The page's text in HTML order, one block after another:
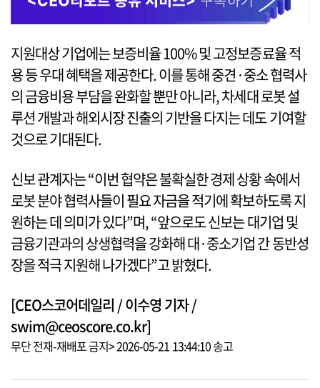
지원대상 기업에는 보증비율 100% 및 고정보증료율 적
용 등 우대 혜택을 제공한다. 이를 통해 중견·중소 협력사
의 금융비용 부담을 완화할 뿐만 아니라, 차세대 로봇 설
루션 개발과 해외시장 진출의 기반을 다지는 데도 기여할
것으로 기대된다.
신보 관계자는 “이번 협약은 불확실한 경제 상황 속에서
로봇 분야 협력사들이 필요 자금을 적기에 확보하도록 지
원하는 데 의미가 있다”며, “앞으로도 신보는 대기업 및
금융기관과의 상생협력을 강화해 대·중소기업 간 동반성
장을 적극 지원해 나가겠다”고 밝혔다.
[CEO스코어데일리 / 이수영 기자 /
swim@ceoscore.co.kr]
무단 전재-재배포 금지> 2026-05-21 13:44:10 송고